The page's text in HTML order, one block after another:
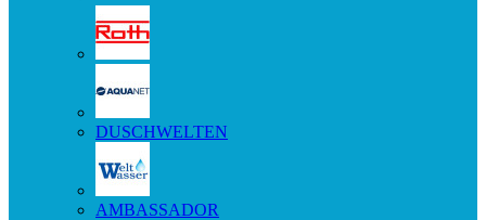
DUSCHWELTEN
AMBASSADOR